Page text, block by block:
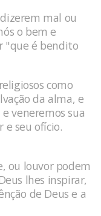
mal ou
o bem e
"que é bendito
como
da alma, e
veneremos sua
e seu ofício.
ou louvor podem
lhes inspirar,
de Deus e a